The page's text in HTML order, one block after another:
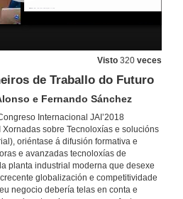
Visto 320 veces
de Traballo do Futuro
e Fernando Sánchez
Internacional JAI’2018
sobre Tecnoloxías e solucións
oriéntase á difusión formativa e
e avanzadas tecnoloxías de
planta industrial moderna que desexe
globalización e competitividade
negocio debería telas en conta e
de mar. de 2018
de Hugo Pachón
de mar. de 2018
2018 Entrevista a Hugo Pachón
de Control , REPSOL
de mar. de 2018